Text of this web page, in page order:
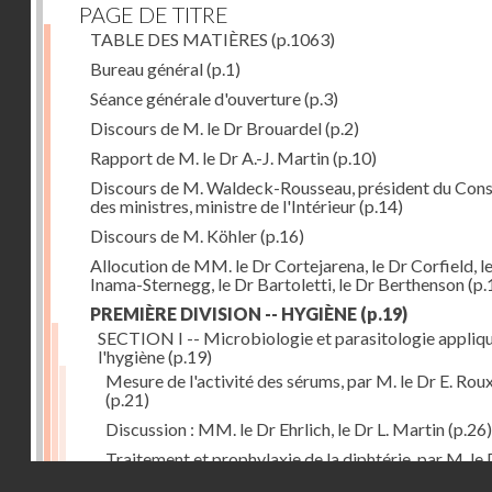
PAGE DE TITRE
TABLE DES MATIÈRES (p.1063)
Bureau général(p.1)
Séance générale d'ouverture(p.3)
Discours de M. le Dr Brouardel(p.2)
Rapport de M. le Dr A.-J. Martin(p.10)
Discours de M. Waldeck-Rousseau, président du
des ministres, ministre de l'Intérieur(p.14)
Discours de M. Köhler(p.16)
Allocution de MM. le Dr Cortejarena, le Dr Corfield,
Inama-Sternegg, le Dr Bartoletti, le Dr Berthenson
PREMIÈRE DIVISION -- HYGIÈNE (p.19)
SECTION I -- Microbiologie et parasitologie
l'hygiène(p.19)
Mesure de l'activité des sérums, par M. le Dr E.
(p.21)
Discussion : MM. le Dr Ehrlich, le Dr L. Martin(p.26)
Traitement et prophylaxie de la diphtérie, par M. le